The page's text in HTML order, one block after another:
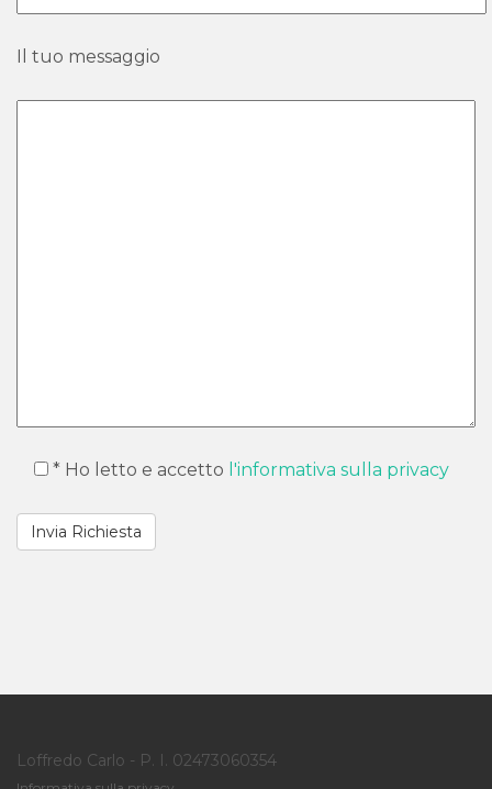
Il tuo messaggio
* Ho letto e accetto l'informativa sulla privacy
Loffredo Carlo - P. I. 02473060354